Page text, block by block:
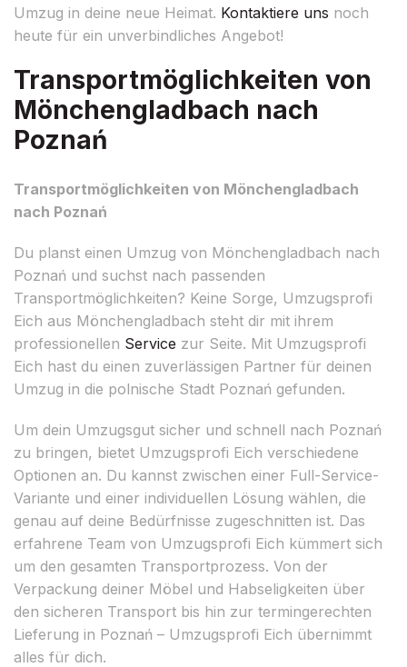
Umzug in deine neue Heimat. Kontaktiere uns noch
heute für ein unverbindliches Angebot!
Transportmöglichkeiten von
Mönchengladbach nach
Poznań
Transportmöglichkeiten von Mönchengladbach
nach Poznań
Du planst einen Umzug von Mönchengladbach nach
Poznań und suchst nach passenden
Transportmöglichkeiten? Keine Sorge, Umzugsprofi
Eich aus Mönchengladbach steht dir mit ihrem
professionellen Service zur Seite. Mit Umzugsprofi
Eich hast du einen zuverlässigen Partner für deinen
Umzug in die polnische Stadt Poznań gefunden.
Um dein Umzugsgut sicher und schnell nach Poznań
zu bringen, bietet Umzugsprofi Eich verschiedene
Optionen an. Du kannst zwischen einer Full-Service-
Variante und einer individuellen Lösung wählen, die
genau auf deine Bedürfnisse zugeschnitten ist. Das
erfahrene Team von Umzugsprofi Eich kümmert sich
um den gesamten Transportprozess. Von der
Verpackung deiner Möbel und Habseligkeiten über
den sicheren Transport bis hin zur termingerechten
Lieferung in Poznań – Umzugsprofi Eich übernimmt
alles für dich.